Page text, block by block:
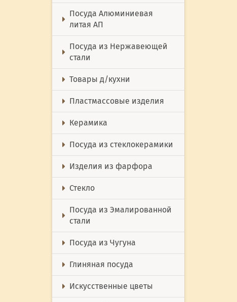
Посуда Алюминиевая
литая АП
Посуда из Нержавеющей
стали
Товары д/кухни
Пластмассовые изделия
Керамика
Посуда из стеклокерамики
Изделия из фарфора
Стекло
Посуда из Эмалированной
стали
Посуда из Чугуна
Глиняная посуда
Искусственные цветы